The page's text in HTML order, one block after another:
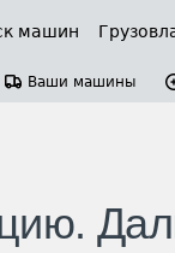
машин
Ваши машины